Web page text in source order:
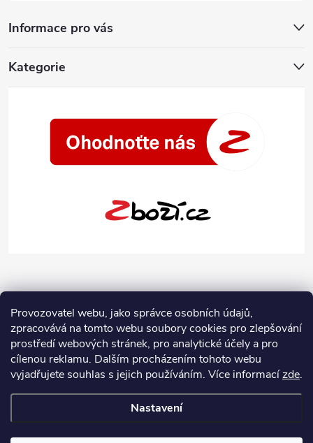
Provozovatel webu, jako správce osobních údajů,
zpracovává na tomto webu soubory cookies pro zlepšování
prostředí webových stránek, pro analytické účely a pro
cílenou reklamu. Dalším procházením tohoto webu
vyjadřujete souhlas s jejich používáním. Více informacízde.
Nastavení
Informace pro vás
Kategorie
nastavení cookies